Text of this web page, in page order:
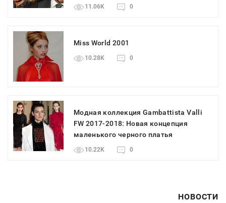
11.06K 0
Miss World 2001
10.28K 0
Модная коллекция Gambattista Valli
FW 2017-2018: Новая концепция
маленького черного платья
10.22K 0
НОВОСТИ